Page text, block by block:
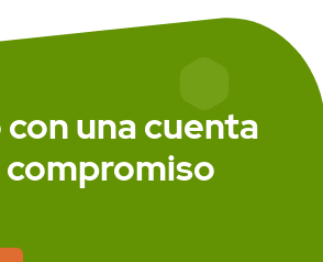
Ayudauna cuenta